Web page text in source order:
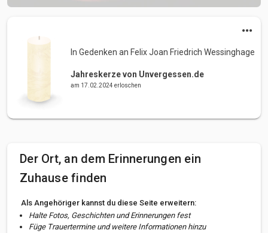
In Gedenken an Felix Joan Friedrich Wessinghage
Jahreskerze von Unvergessen.de
am 17.02.2024 erloschen
Der Ort, an dem Erinnerungen ein
Zuhause finden
Als Angehöriger kannst du diese Seite erweitern:
Halte Fotos, Geschichten und Erinnerungen fest
Füge Trauertermine und weitere Informationen hinzu